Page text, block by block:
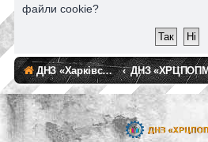
файли cookie?
ДНЗ «Харківський регіональний центр професійної освіти поліграфічних медіатехнологій та машинобудування»